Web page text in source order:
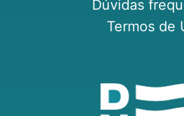
Dúvidas
Termos de